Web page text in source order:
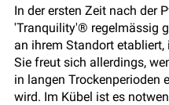
In der ersten Zeit nach der
'Tranquility'® regelmässig
an ihrem Standort
Sie freut sich allerdings,
in langen Trockenperioden
wird. Im Kübel ist es